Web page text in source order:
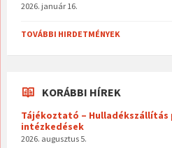
2026. január 16.
TOVÁBBI HIRDETMÉNYEK
KORÁBBI HÍREK
Tájékoztató –
intézkedések
2026. augusztus 5.